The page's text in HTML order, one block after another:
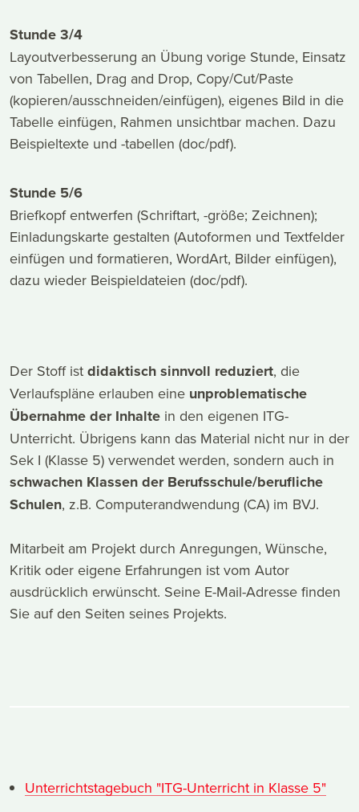
Stunde 3/4
Layoutverbesserung an Übung vorige Stunde, Einsatz
von Tabellen, Drag and Drop, Copy/Cut/Paste
(kopieren/ausschneiden/einfügen), eigenes Bild in die
Tabelle einfügen, Rahmen unsichtbar machen. Dazu
Beispieltexte und -tabellen (doc/pdf).
Stunde 5/6
Briefkopf entwerfen (Schriftart, -größe; Zeichnen);
Einladungskarte gestalten (Autoformen und Textfelder
einfügen und formatieren, WordArt, Bilder einfügen),
dazu wieder Beispieldateien (doc/pdf).
Der Stoff ist didaktisch sinnvoll reduziert, die
Verlaufspläne erlauben eine unproblematische
Übernahme der Inhalte in den eigenen ITG-
Unterricht. Übrigens kann das Material nicht nur in der
Sek I (Klasse 5) verwendet werden, sondern auch in
schwachen Klassen der Berufsschule/berufliche
Schulen, z.B. Computerandwendung (CA) im BVJ.
Mitarbeit am Projekt durch Anregungen, Wünsche,
Kritik oder eigene Erfahrungen ist vom Autor
ausdrücklich erwünscht. Seine E-Mail-Adresse finden
Sie auf den Seiten seines Projekts.
Unterrichtstagebuch "ITG-Unterricht in Klasse 5"